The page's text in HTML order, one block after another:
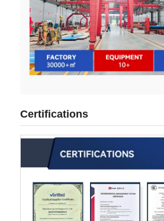
Certifications